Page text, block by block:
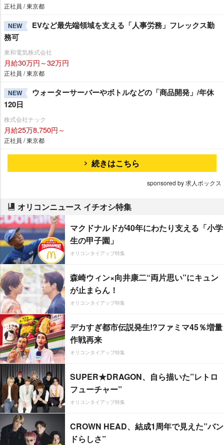
正社員 / 東京都
NEW
EVなど最先端領域を支える「人事労務」フレックス勤
務可
東和電気株式会社
月給30万円～32万円
正社員 / 東京都
NEW
ウォーターサーバーやボトルなどの「商品開発」/年休
120日
株式会社ナック
月給25万8,750円～
正社員 / 東京都
続きはこちら
sponsored by 求人ボックス
オリコンニュース イチオシ特集
マクドナルドが40年にわたり支える「小学
生の甲子園」
オリコンタイアップ特集
森崎ウィン×向井康二“両片思い”にキュン
が止まらん！
オリコンタイアップ特集
デカすぎ都市伝説発生!?ファミマ45％増量
作戦再来
オリコンタイアップ特集
SUPER★DRAGON、自ら描いた”レトロ
フューチャー”
オリコンタイアップ特集
CROWN HEAD、結成1周年で見えた”バン
ドらしさ”